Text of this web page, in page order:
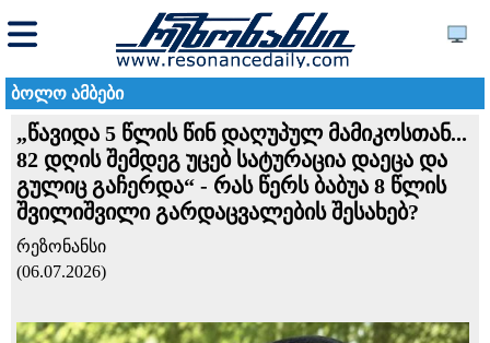
ბოლო ამბები
„წავიდა 5 წლის წინ დაღუპულ მამიკოსთან...
82 დღის შემდეგ უცებ სატურაცია დაეცა და
გულიც გაჩერდა“ - რას წერს ბაბუა 8 წლის
შვილიშვილი გარდაცვალების შესახებ?
რეზონანსი
(06.07.2026)